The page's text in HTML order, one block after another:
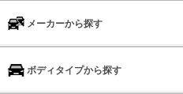
メーカーから探す
ボディタイプから探す